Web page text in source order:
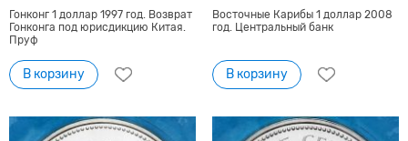
Гонконг 1 доллар 1997 год. Возврат
Гонконга под юрисдикцию Китая.
Пруф
В корзину
Восточные Карибы 1 доллар 2008
год. Центральный банк
В корзину